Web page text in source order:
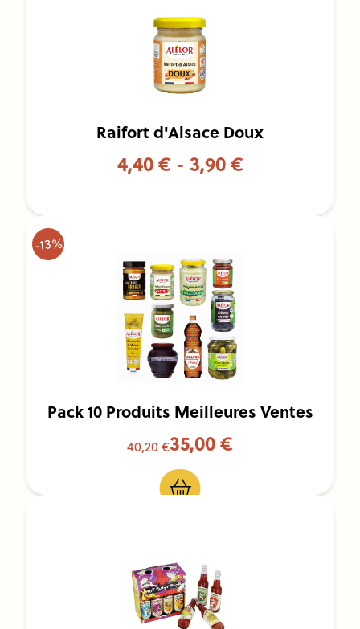
Raifort d'Alsace Doux
4,40 € - 3,90 €
-13%
Pack 10 Produits Meilleures Ventes
40,20 €35,00 €